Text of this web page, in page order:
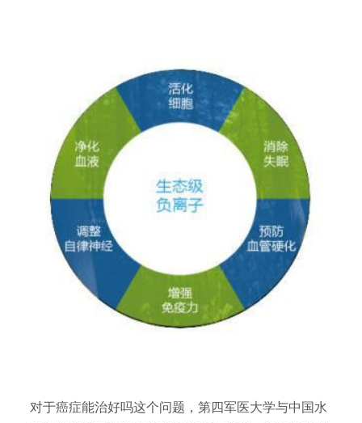
对于癌症能治好吗这个问题，第四军医大学与中国水